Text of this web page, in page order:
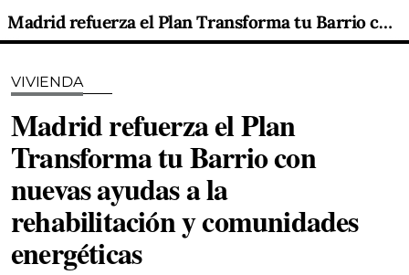
Madrid refuerza el Plan Transforma tu Barrio con nuevas ayudas a la rehabilitación y comunidades energéticas
VIVIENDA
Madrid refuerza el Plan
Transforma tu Barrio con
nuevas ayudas a la
rehabilitación y comunidades
energéticas